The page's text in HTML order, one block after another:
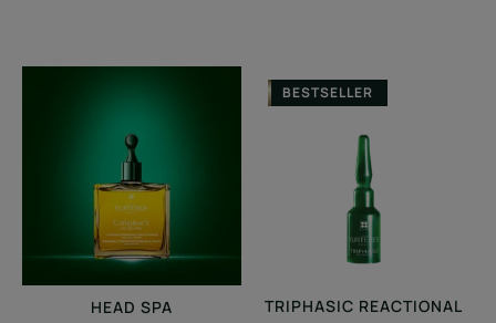
Complexe
5
–
Stimulierendes
Konzentrat
HEAD SPA
Kur
bei
temporärem
Haarausfall
BESTSELLER
TRIPHASIC REACTIONAL